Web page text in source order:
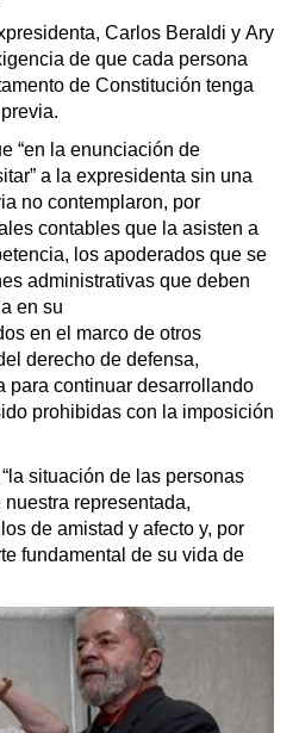
Carlos Beraldi y Ary
de que cada persona
de Constitución tenga
“en la enunciación de
a la expresidenta sin una
no contemplaron, por
contables que la asisten a
los apoderados que se
administrativas que deben
en su
en el marco de otros
derecho de defensa,
para continuar desarrollando
prohibidas con la imposición
situación de las personas
representada,
de amistad y afecto y, por
fundamental de su vida de